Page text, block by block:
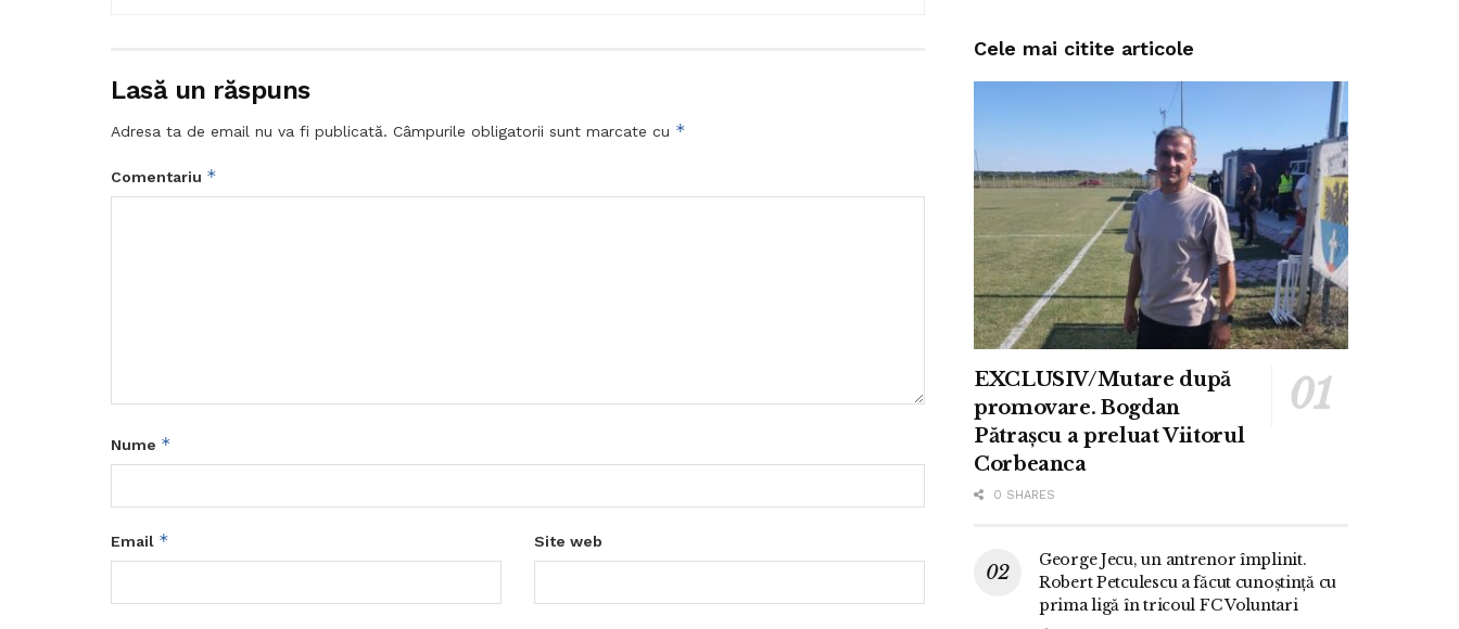
Lasă un răspuns
Adresa ta de email nu va fi publicată. Câmpurile obligatorii sunt marcate cu *
Comentariu *
Nume *
Email * Site web
Cele mai citite articole
EXCLUSIV/Mutare după
promovare. Bogdan
Pătrașcu a preluat Viitorul
Corbeanca
0 SHARES
George Jecu, un antrenor împlinit.
Robert Petculescu a făcut cunoștință cu
prima ligă în tricoul FC Voluntari